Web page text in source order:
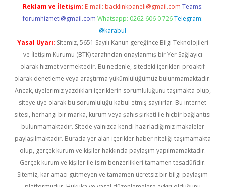
Reklam ve İletişim: E-mail: backlinkpaneli@gmail.com Teams:
forumhizmeti@gmail.com Whatsapp: 0262 606 0 726 Telegram:
@karabul
Yasal Uyarı: Sitemiz, 5651 Sayılı Kanun gereğince Bilgi Teknolojileri
ve İletişim Kurumu (BTK) tarafından onaylanmış bir Yer Sağlayıcı
olarak hizmet vermektedir. Bu nedenle, sitedeki içerikleri proaktif
olarak denetleme veya araştırma yükümlülüğümüz bulunmamaktadır.
Ancak, üyelerimiz yazdıkları içeriklerin sorumluluğunu taşımakta olup,
siteye üye olarak bu sorumluluğu kabul etmiş sayılırlar. Bu internet
sitesi, herhangi bir marka, kurum veya şahıs şirketi ile hiçbir bağlantısı
bulunmamaktadır. Sitede yalnızca kendi hazırladığımız makaleler
paylaşılmaktadır. Burada yer alan içerikler haber niteliği taşımamakta
olup, gerçek kurum ve kişiler hakkında paylaşım yapılmamaktadır.
Gerçek kurum ve kişiler ile isim benzerlikleri tamamen tesadüfidir.
Sitemiz, kar amacı gütmeyen ve tamamen ücretsiz bir bilgi paylaşım